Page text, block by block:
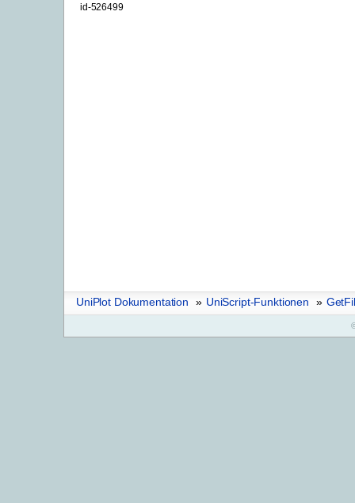
id-526499
UniPlot Dokumentation » UniScript-Funktionen »